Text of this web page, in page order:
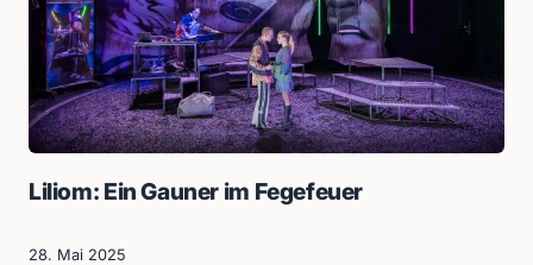
Liliom: Ein Gauner im Fegefeuer
28. Mai 2025